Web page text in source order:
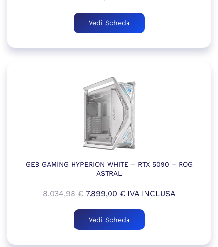
originale
era:
attuale
è:
Vedi Scheda
GEB GAMING HYPERION WHITE – RTX 5090 – ROG
ASTRAL
8.034,98€ Il
originale
era:
7.899,00 €Il
attuale
è:
IVA INCLUSA
Vedi Scheda